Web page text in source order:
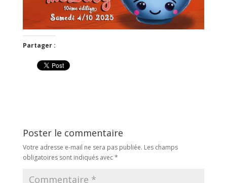
Partager :
Poster le commentaire
Votre adresse e-mail ne sera pas publiée. Les champs
obligatoires sont indiqués avec*